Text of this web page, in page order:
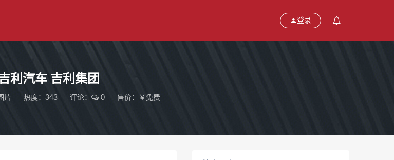
登录
利汽车 吉利集团
片 热度：343 评论： 0 售价：￥免费